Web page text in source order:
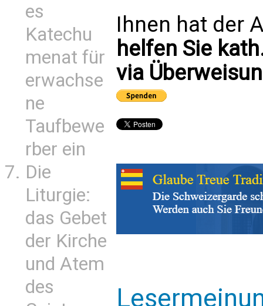
es
Katechu
menat für
erwachse
ne
Taufbewe
rber ein
Die
Liturgie:
das Gebet
der Kirche
und Atem
des
Ihnen hat der
helfen Sie
via